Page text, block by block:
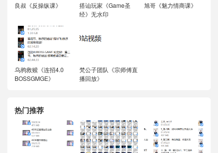
良叔《反操纵课》
搭讪玩家《Game圣
经》无水印
旭哥《魅力情商课》
乌鸦救赎《连招4.0
BOSSGMGE》
梵公子团队《宗师傅直
播回放》
热门推荐